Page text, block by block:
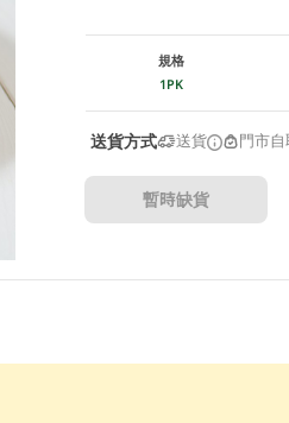
規格
1PK
送貨方式 送貨 門市
暫時缺貨